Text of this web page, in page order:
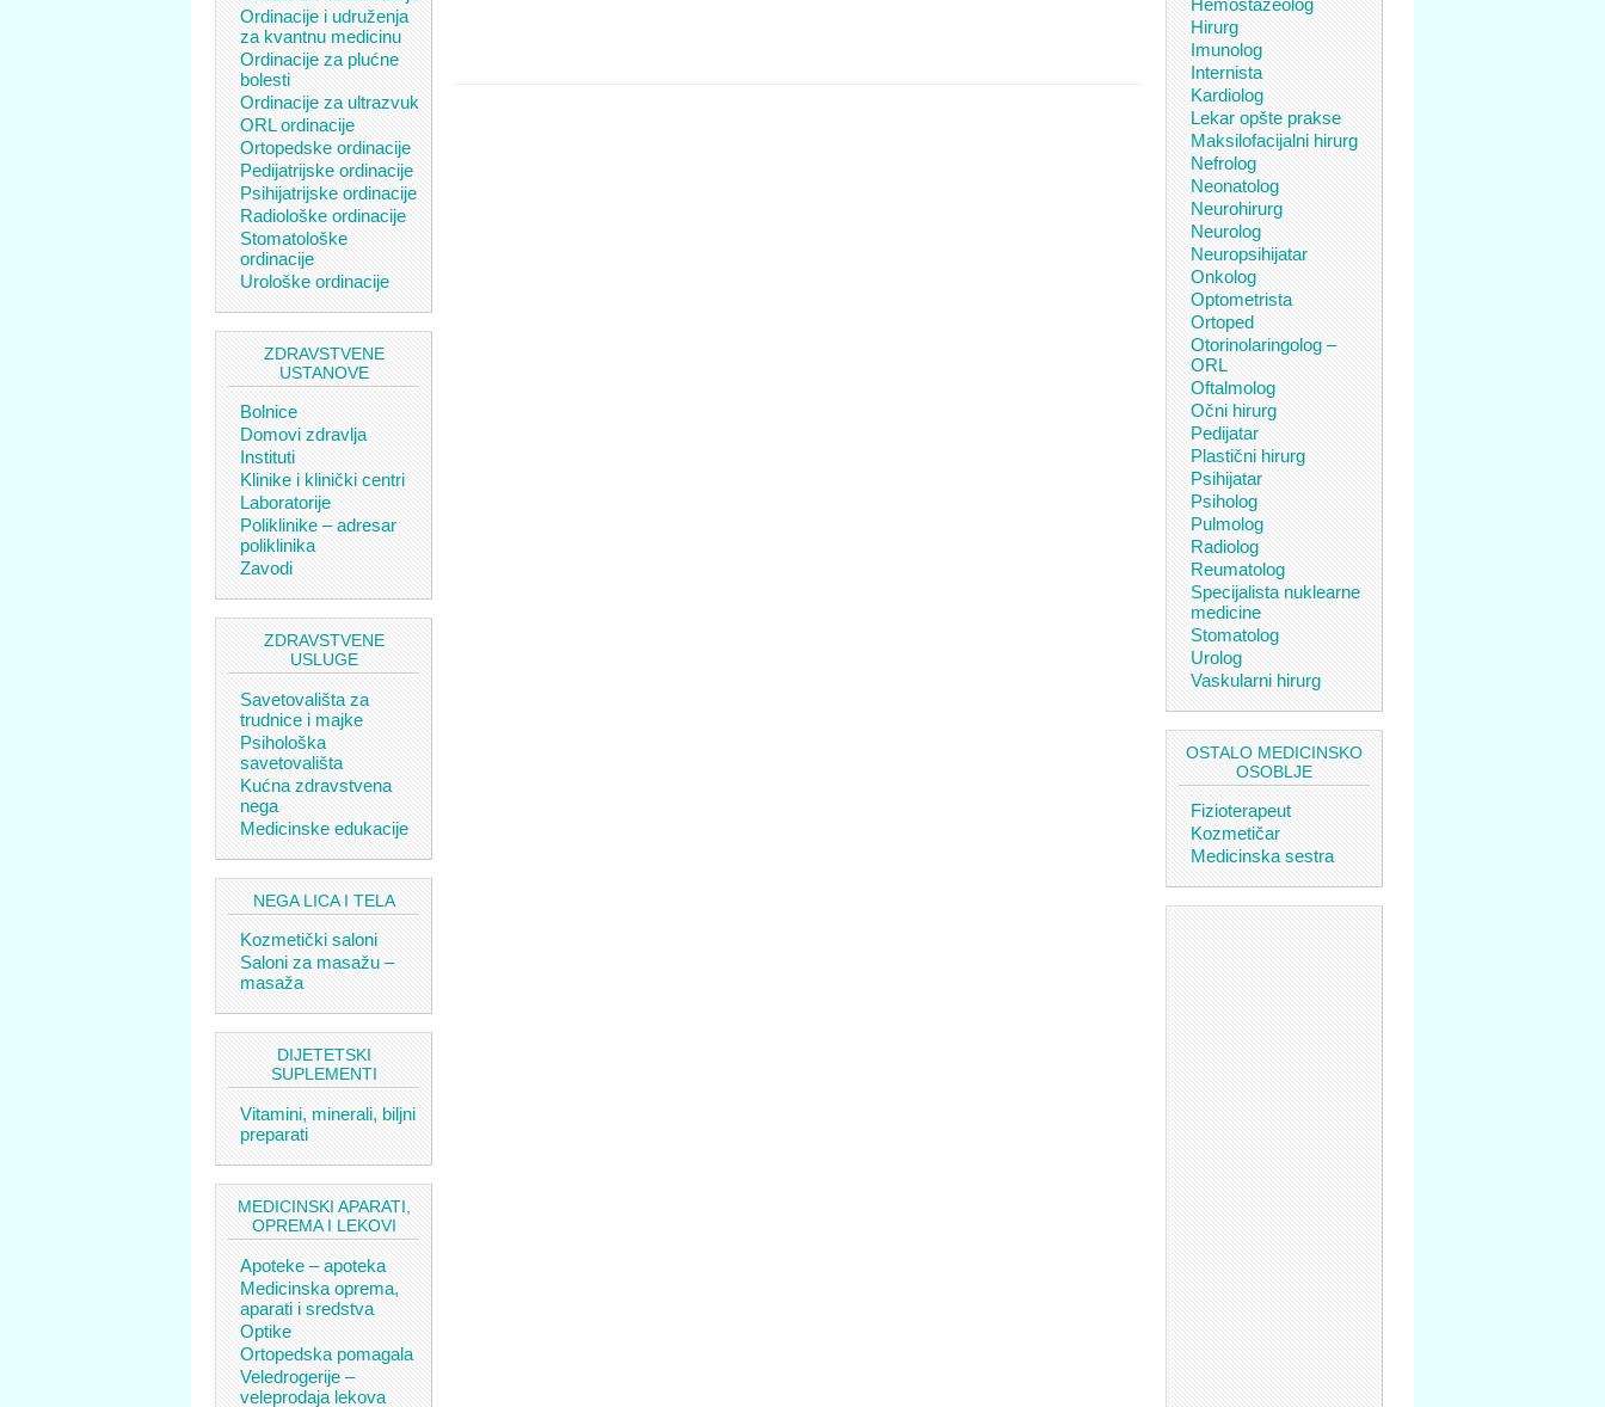
Ordinacije i udruženja
za kvantnu medicinu
Ordinacije za plućne
bolesti
Ordinacije za ultrazvuk
ORL ordinacije
Ortopedske ordinacije
Pedijatrijske ordinacije
Psihijatrijske ordinacije
Radiološke ordinacije
Stomatološke
ordinacije
Urološke ordinacije
ZDRAVSTVENE
USTANOVE
Bolnice
Domovi zdravlja
Instituti
Klinike i klinički centri
Laboratorije
Poliklinike – adresar
poliklinika
Zavodi
ZDRAVSTVENE
USLUGE
Savetovališta za
trudnice i majke
Psihološka
savetovališta
Kućna zdravstvena
nega
Medicinske edukacije
NEGA LICA I TELA
Kozmetički saloni
Saloni za masažu –
masaža
DIJETETSKI
SUPLEMENTI
Vitamini, minerali, biljni
preparati
MEDICINSKI APARATI,
OPREMA I LEKOVI
Apoteke – apoteka
Medicinska oprema,
aparati i sredstva
Optike
Ortopedska pomagala
Veledrogerije –
veleprodaja lekova
Hirurg
Imunolog
Internista
Kardiolog
Lekar opšte prakse
Maksilofacijalni hirurg
Nefrolog
Neonatolog
Neurohirurg
Neurolog
Neuropsihijatar
Onkolog
Optometrista
Ortoped
Otorinolaringolog –
ORL
Oftalmolog
Očni hirurg
Pedijatar
Plastični hirurg
Psihijatar
Psiholog
Pulmolog
Radiolog
Reumatolog
Specijalista nuklearne
medicine
Stomatolog
Urolog
Vaskularni hirurg
OSTALO MEDICINSKO
OSOBLJE
Fizioterapeut
Kozmetičar
Medicinska sestra